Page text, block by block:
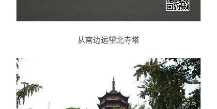
从南边远望北寺塔